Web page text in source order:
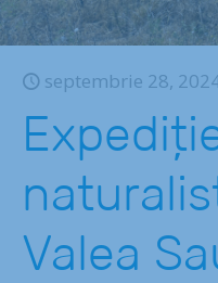
septembrie 28,
Valea